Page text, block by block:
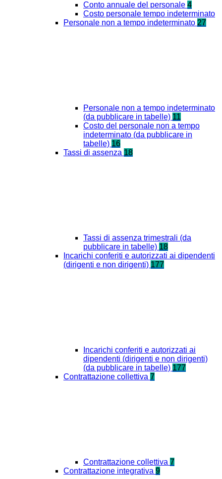
Conto annuale del personale 4
Costo personale tempo indeterminato
Personale non a tempo indeterminato 27
Personale non a tempo indeterminato
(da pubblicare in tabelle) 11
Costo del personale non a tempo
indeterminato (da pubblicare in
tabelle) 16
Tassi di assenza 18
Tassi di assenza trimestrali (da
pubblicare in tabelle) 18
Incarichi conferiti e autorizzati ai dipendenti
(dirigenti e non dirigenti) 177
Incarichi conferiti e autorizzati ai
dipendenti (dirigenti e non dirigenti)
(da pubblicare in tabelle) 177
Contrattazione collettiva 7
Contrattazione collettiva 7
Contrattazione integrativa 9